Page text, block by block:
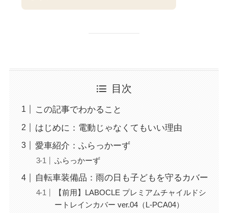
目次
この記事でわかること
はじめに：電動じゃなくてもいい理由
愛車紹介：ふらっかーず
ふらっかーず
自転車装備品：雨の日も子どもを守るカバー
【前用】LABOCLE プレミアムチャイルドシ
ートレインカバー ver.04（L-PCA04）